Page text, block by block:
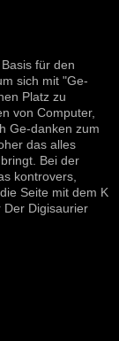
für den
sich mit "Ge-
Platz zu
von Computer,
Ge-danken zum
das alles
Bei der
kontrovers,
Seite mit dem K
Der Digisaurier